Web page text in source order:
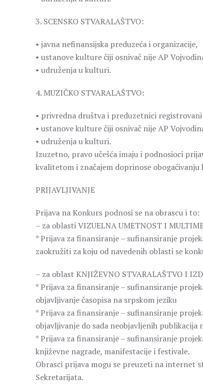
3. SCENSKO STVARALAŠTVO:
• javna nefinansijska preduzeća i organizacije,
• ustanove kulture čiji osnivač nije AP
• udruženja u kulturi.
4. MUZIČKO STVARALAŠTVO:
• privredna društva i preduzetnici
• ustanove kulture čiji osnivač nije AP
• udruženja u kulturi.
Izuzetno, pravo učešća imaju i podnosioci
kvalitetom i značajem doprinose
PRIJAVLJIVANJE
Prijava na Konkurs podnosi se na obrascu i to:
– za oblasti VIZUELNA UMETNOST I
* Prijava za finansiranje – sufinansiranje
zaokružiti za koju od navedenih oblasti se
– za oblast KNJIŽEVNO STVARALAŠTVO I
* Prijava za finansiranje – sufinansiranje
objavljivanje časopisa na srpskom jeziku
* Prijava za finansiranje – sufinansiranje
objavljivanje do sada neobjavljenih publikacija
* Prijava za finansiranje – sufinansiranje
književne nagrade, manifestacije i festivale.
Obrasci prijava mogu se preuzeti na internet
Sekretarijata.